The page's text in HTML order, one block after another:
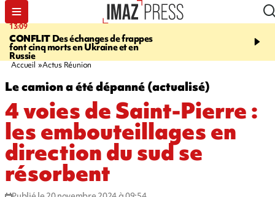
13:09
CONFLIT Des échanges de frappes
font cinq morts en Ukraine et en
Russie
17:14
Quatre
européennes pour les
Accueil Actus Réunion
Le camion a été dépanné (actualisé)
4 voies de Saint-Pierre :
les embouteillages en
direction du sud se
résorbent